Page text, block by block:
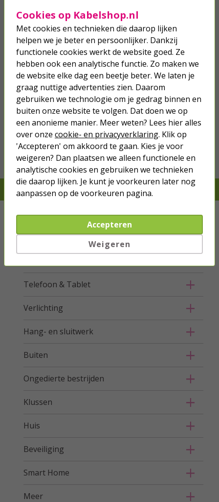
we hebben hetwel
Bestel mee
Je verwacht het niet, we hebben het wel
Kabels
Netwerk
Telefoon & Tablet
Verlichting
Hang- en sluitwerk
Buiten
Ongedierte bestrijden
Klussen
Huis
Beveiliging
Smart Home
Meer
Cookies op Kabelshop.nl
Met cookies en technieken die daarop lijken
helpen we je beter en persoonlijker. Dankzij
functionele cookies werkt de website goed. Ze
hebben ook een analytische functie. Zo maken we
de website elke dag een beetje beter. We laten je
graag nuttige advertenties zien. Daarom
gebruiken we technologie om je gedrag binnen en
buiten onze website te volgen. Dat doen we op
een anonieme manier. Meer weten? Lees hier alles
over onze cookie- en privacyverklaring. Klik op
'Accepteren' om akkoord te gaan. Kies je voor
weigeren? Dan plaatsen we alleen functionele en
analytische cookies en gebruiken we technieken
die daarop lijken. Je kunt je voorkeuren later nog
aanpassen op de voorkeuren pagina.
Accepteren
Weigeren